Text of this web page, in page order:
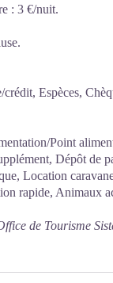
: 3 €/nuit.
Espèces,
Point
Dépôt de
Location
rapide, Animaux
de Tourisme